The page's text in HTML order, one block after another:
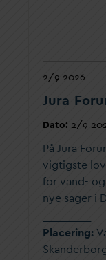
2/9 2026
Jura
Dato: 2/9
På Jura
vigtigste
for vand-
nye sager i D
Placering: V